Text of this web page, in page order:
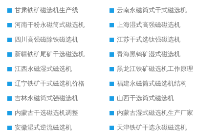
甘肃铁矿磁选机生产线
云南永磁筒式干式磁选机
河南干粉永磁筒式磁选机
上海湿式高强磁磁选机
四川高强磁除铁磁选机
江苏干式选钛强磁选机
新疆铁矿尾矿干选磁选机
青海黑钨矿湿式磁选机
江西永磁湿式磁选机
黑龙江铁矿磁选机工作原理
辽宁铁矿干式磁选机价格
福建永磁筒式磁选机结构
吉林永磁筒式强磁选机
山西干选筒式磁选机
内蒙古干选磁选机调整
内蒙古湿式磁选机生产厂家
安徽湿式逆流磁选机
天津铁矿干选永磁磁选机